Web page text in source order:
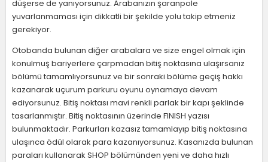
düşerse de yanıyorsunuz. Arabanızın şaranpole
yuvarlanmaması için dikkatli bir şekilde yolu takip etmeniz
gerekiyor.
Otobanda bulunan diğer arabalara ve size engel olmak için
konulmuş bariyerlere çarpmadan bitiş noktasına ulaşırsanız
bölümü tamamlıyorsunuz ve bir sonraki bölüme geçiş hakkı
kazanarak uçurum parkuru oyunu oynamaya devam
ediyorsunuz. Bitiş noktası mavi renkli parlak bir kapı şeklinde
tasarlanmıştır. Bitiş noktasının üzerinde FINISH yazısı
bulunmaktadır. Parkurları kazasız tamamlayıp bitiş noktasına
ulaşınca ödül olarak para kazanıyorsunuz. Kasanızda bulunan
paraları kullanarak SHOP bölümünden yeni ve daha hızlı